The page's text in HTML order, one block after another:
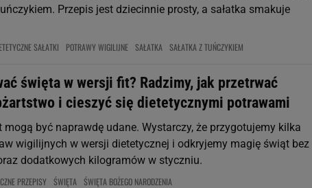
Przepis jest dziecinnie prosty, a sałatka smakuje
SAŁATKI POTRAWY WIGILIJNE SAŁATKA SAŁATKA Z TUŃCZYKIEM
święta w wersji fit? Radzimy, jak przetrwać
i cieszyć się dietetycznymi potrawami
być naprawdę udane. Wystarczy, że przygotujemy kilka
wigilijnych w wersji dietetycznej i odkryjemy magię świąt bez
dodatkowych kilogramów w styczniu.
PRZEPISY ŚWIĘTA ŚWIĘTA BOŻEGO NARODZENIA